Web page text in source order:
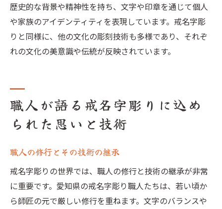
歴史的な背景や精神性を持ち、文字や印章を通じて個人
や家族のアイデンティティを表現しています。戒名字彫
りと同様に、他の文化の彫刻技術も多様であり、それぞ
れの文化の美意識や伝統が反映されています。
職人が語る戒名字彫りに込め
られた思いと技術
職人の修行とその技術の継承
戒名字彫りの世界では、職人の修行と技術の継承が非常
に重要です。愛知県の戒名字彫り職人たちは、若い頃か
ら師匠の元で厳しい修行を重ねます。文字のバランスや